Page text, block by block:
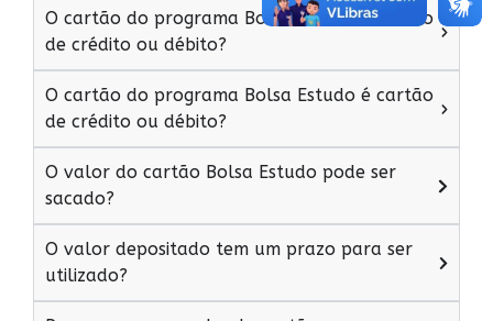
O cartão do programa Bolsa Estudo é cartão
de crédito ou débito?
O cartão do programa Bolsa Estudo é cartão
de crédito ou débito?
O valor do cartão Bolsa Estudo pode ser
sacado?
O valor depositado tem um prazo para ser
utilizado?